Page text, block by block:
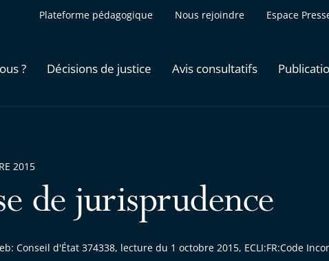
Plateforme pédagogique Nous rejoindre Espace
? Décisions de justice Avis consultatifs
de jurisprudence
Conseil d'État 374338, lecture du 1 octobre 2015, ECLI:FR:Code
2015